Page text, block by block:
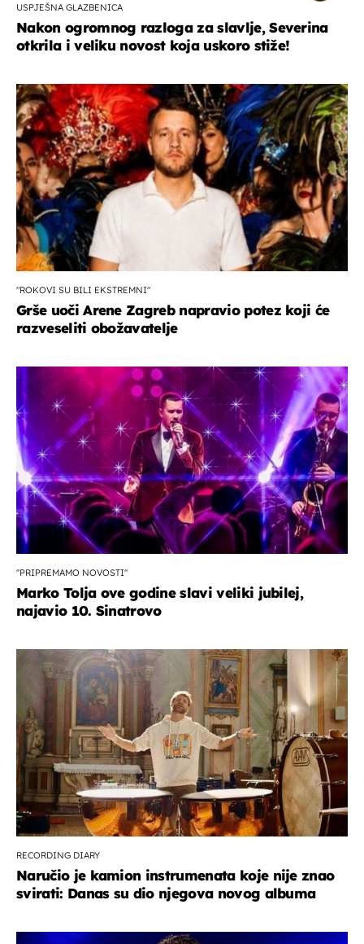
USPJEŠNA GLAZBENICA
Nakon ogromnog razloga za slavlje, Severina
otkrila i veliku novost koja uskoro stiže!
"ROKOVI SU BILI EKSTREMNI"
Grše uoči Arene Zagreb napravio potez koji će
razveseliti obožavatelje
''PRIPREMAMO NOVOSTI''
Marko Tolja ove godine slavi veliki jubilej,
najavio 10. Sinatrovo
RECORDING DIARY
Naručio je kamion instrumenata koje nije znao
svirati: Danas su dio njegova novog albuma